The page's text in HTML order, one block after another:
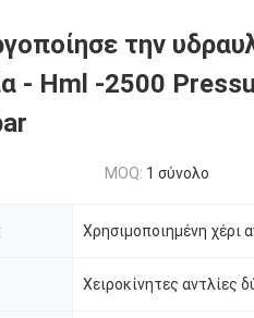
την
- Hml -2500
MOQ: 1 σύνολο
Χρησιμοποιημένη χέρι
Χειροκίνητες αντλίες